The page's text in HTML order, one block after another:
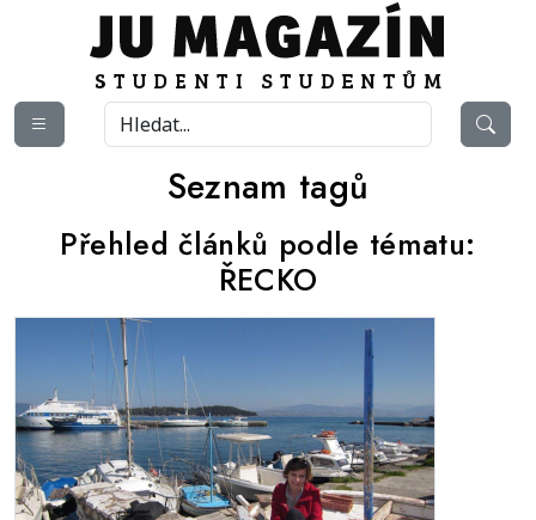
Seznam tagů
Přehled článků podle tématu:
ŘECKO